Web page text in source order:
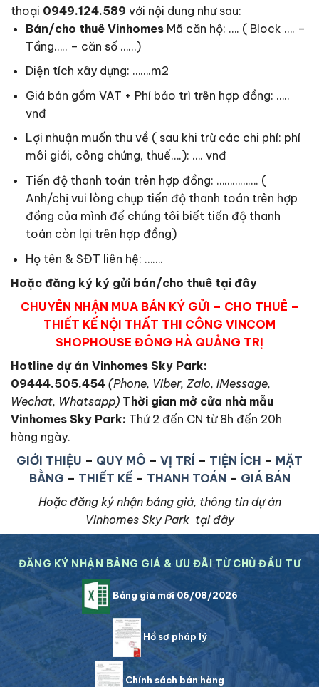
thoại 0949.124.589 với nội dung như sau:
Bán/cho thuê VinhomesMã căn hộ: …. ( Block …. –
Tầng….. – căn số ……)
Diện tích xây dựng: …….m2
Giá bán gồm VAT + Phí bảo trì trên hợp đồng: …..
vnđ
Lợi nhuận muốn thu về ( sau khi trừ các chi phí: phí
môi giới, công chứng, thuế….): …. vnđ
Tiến độ thanh toán trên hợp đồng: ……………. (
Anh/chị vui lòng chụp tiến độ thanh toán trên hợp
đồng của mình để chúng tôi biết tiến độ thanh
toán còn lại trên hợp đồng)
Họ tên & SĐT liên hệ: …….
Hoặc đăng ký ký gửi bán/cho thuê tại đây
CHUYÊN NHẬN MUA BÁN KÝ GỬI – CHO THUÊ –
THIẾT KẾ NỘI THẤT THI CÔNG VINCOM
SHOPHOUSE ĐÔNG HÀ QUẢNG TRỊ
Hotline dự án Vinhomes Sky Park:
09444.505.454 (Phone, Viber, Zalo, iMessage,
Wechat, Whatsapp) Thời gian mở cửa nhà mẫu
Vinhomes Sky Park: Thứ 2 đến CN từ 8h đến 20h
hàng ngày.
GIỚI THIỆU – QUY MÔ – VỊ TRÍ – TIỆN ÍCH – MẶT
BẰNG – THIẾT KẾ– THANH TOÁN – GIÁ BÁN
Hoặc đăng ký nhận bảng giá, thông tin dự án
Vinhomes Sky Park tại đây
ĐĂNG KÝ NHẬN BẢNG GIÁ & ƯU ĐÃI TỪ CHỦ ĐẦU TƯ
Bảng giá mới 06/08/2026
Hồ sơ pháp lý
Chính sách bán hàng